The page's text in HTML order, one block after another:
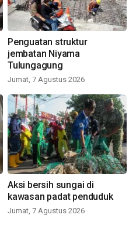
Penguatan struktur
jembatan Niyama
Tulungagung
Jumat, 7 Agustus 2026
Aksi bersih sungai di
kawasan padat penduduk
Jumat, 7 Agustus 2026